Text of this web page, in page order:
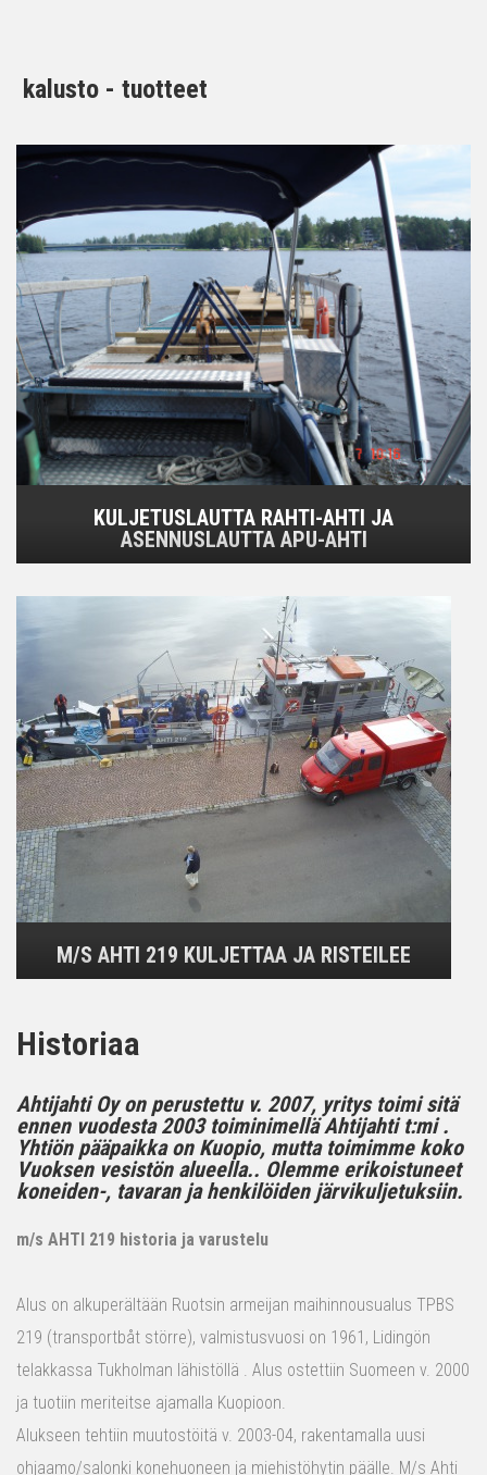
kalusto - tuotteet
KULJETUSLAUTTA RAHTI-AHTI JA
ASENNUSLAUTTA APU-AHTI
M/S AHTI 219 KULJETTAA JA RISTEILEE
Historiaa
Ahtijahti Oy on perustettu v. 2007, yritys toimi sitä
ennen vuodesta 2003 toiminimellä Ahtijahti t:mi .
Yhtiön pääpaikka on Kuopio, mutta toimimme koko
Vuoksen vesistön alueella.. Olemme erikoistuneet
koneiden-, tavaran ja henkilöiden järvikuljetuksiin.
m/s AHTI 219 historia ja varustelu
Alus on alkuperältään Ruotsin armeijan maihinnousualus TPBS
219 (transportbåt större), valmistusvuosi on 1961, Lidingön
telakkassa Tukholman lähistöllä . Alus ostettiin Suomeen v. 2000
ja tuotiin meriteitse ajamalla Kuopioon.
Alukseen tehtiin muutostöitä v. 2003-04, rakentamalla uusi
ohjaamo/salonki konehuoneen ja miehistöhytin päälle. M/s Ahti